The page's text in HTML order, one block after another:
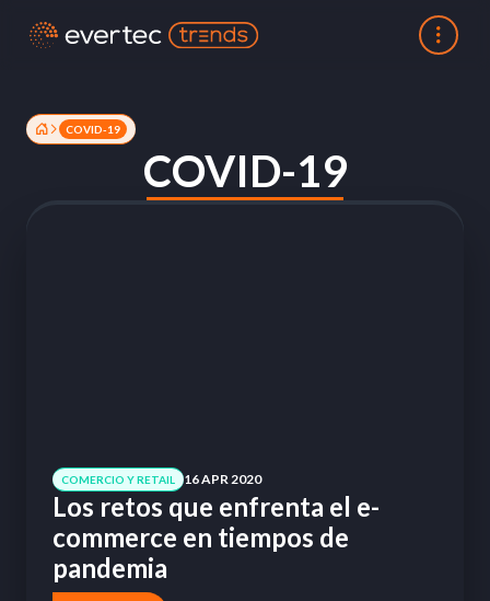
COVID-19
COVID-19
COMERCIO Y RETAIL 16 APR 2020
Los retos que enfrenta el e-
commerce en tiempos de
pandemia